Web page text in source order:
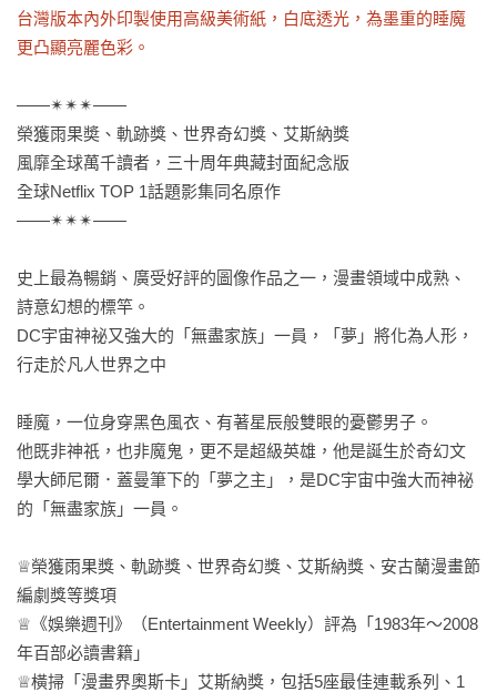
台灣版本內外印製使用高級美術紙，白底透光，為墨重的睡魔
更凸顯亮麗色彩。
——✴✴✴——
榮獲雨果奬、軌跡獎、世界奇幻獎、艾斯納獎
風靡全球萬千讀者，三十周年典藏封面紀念版
全球Netflix TOP 1話題影集同名原作
——✴✴✴——
史上最為暢銷、廣受好評的圖像作品之一，漫畫領域中成熟、
詩意幻想的標竿。
DC宇宙神祕又強大的「無盡家族」一員，「夢」將化為人形，
行走於凡人世界之中
睡魔，一位身穿黑色風衣、有著星辰般雙眼的憂鬱男子。
他既非神祇，也非魔鬼，更不是超級英雄，他是誕生於奇幻文
學大師尼爾．蓋曼筆下的「夢之主」，是DC宇宙中強大而神祕
的「無盡家族」一員。
♕榮獲雨果獎、軌跡獎、世界奇幻獎、艾斯納獎、安古蘭漫畫節
編劇獎等獎項
♕《娛樂週刊》（Entertainment Weekly）評為「1983年～2008
年百部必讀書籍」
♕橫掃「漫畫界奧斯卡」艾斯納獎，包括5座最佳連載系列、1